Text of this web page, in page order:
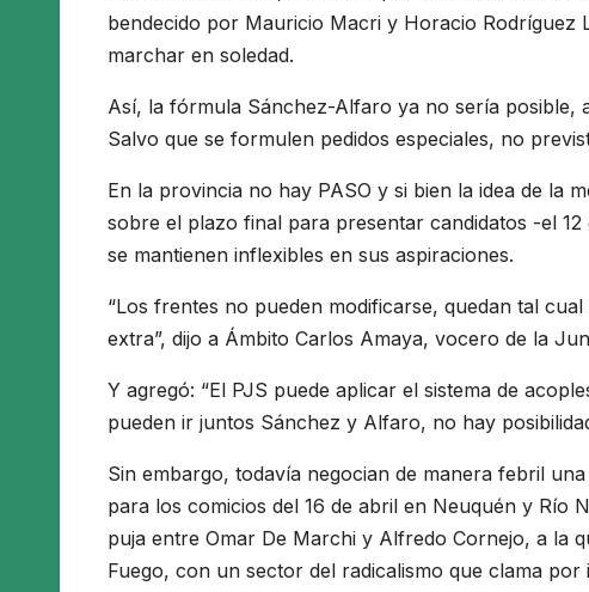
bendecido por Mauricio Macri y Horacio
marchar en soledad.
Así, la fórmula Sánchez-Alfaro ya no sería posible,
Salvo que se formulen pedidos especiales, no
En la provincia no hay PASO y si bien la idea de la
sobre el plazo final para presentar candidatos -el
se mantienen inflexibles en sus aspiraciones.
“Los frentes no pueden modificarse, quedan tal
extra”, dijo a Ámbito Carlos Amaya, vocero de la
Y agregó: “El PJS puede aplicar el sistema de
pueden ir juntos Sánchez y Alfaro, no hay
Sin embargo, todavía negocian de manera febril
para los comicios del 16 de abril en Neuquén y Río
puja entre Omar De Marchi y Alfredo Cornejo, a la
Fuego, con un sector del radicalismo que clama